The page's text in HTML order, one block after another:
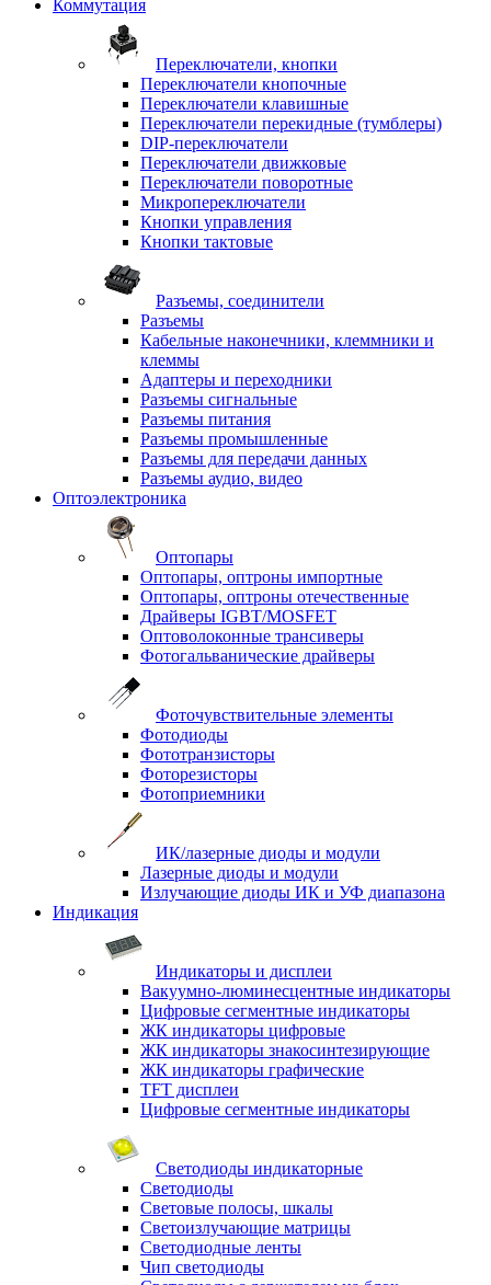
Коммутация
Переключатели, кнопки
Переключатели кнопочные
Переключатели клавишные
Переключатели перекидные (тумблеры)
DIP-переключатели
Переключатели движковые
Переключатели поворотные
Микропереключатели
Кнопки управления
Кнопки тактовые
Разъемы, соединители
Разъемы
Кабельные наконечники, клеммники и
клеммы
Адаптеры и переходники
Разъемы сигнальные
Разъемы питания
Разъемы промышленные
Разъемы для передачи данных
Разъемы аудио, видео
Оптоэлектроника
Оптопары
Оптопары, оптроны импортные
Оптопары, оптроны отечественные
Драйверы IGBT/MOSFET
Оптоволоконные трансиверы
Фотогальванические драйверы
Фоточувствительные элементы
Фотодиоды
Фототранзисторы
Фоторезисторы
Фотоприемники
ИК/лазерные диоды и модули
Лазерные диоды и модули
Излучающие диоды ИК и УФ диапазона
Индикация
Индикаторы и дисплеи
Вакуумно-люминесцентные индикаторы
Цифровые сегментные индикаторы
ЖК индикаторы цифровые
ЖК индикаторы знакосинтезирующие
ЖК индикаторы графические
TFT дисплеи
Цифровые сегментные индикаторы
Светодиоды индикаторные
Светодиоды
Световые полосы, шкалы
Светоизлучающие матрицы
Светодиодные ленты
Чип светодиоды